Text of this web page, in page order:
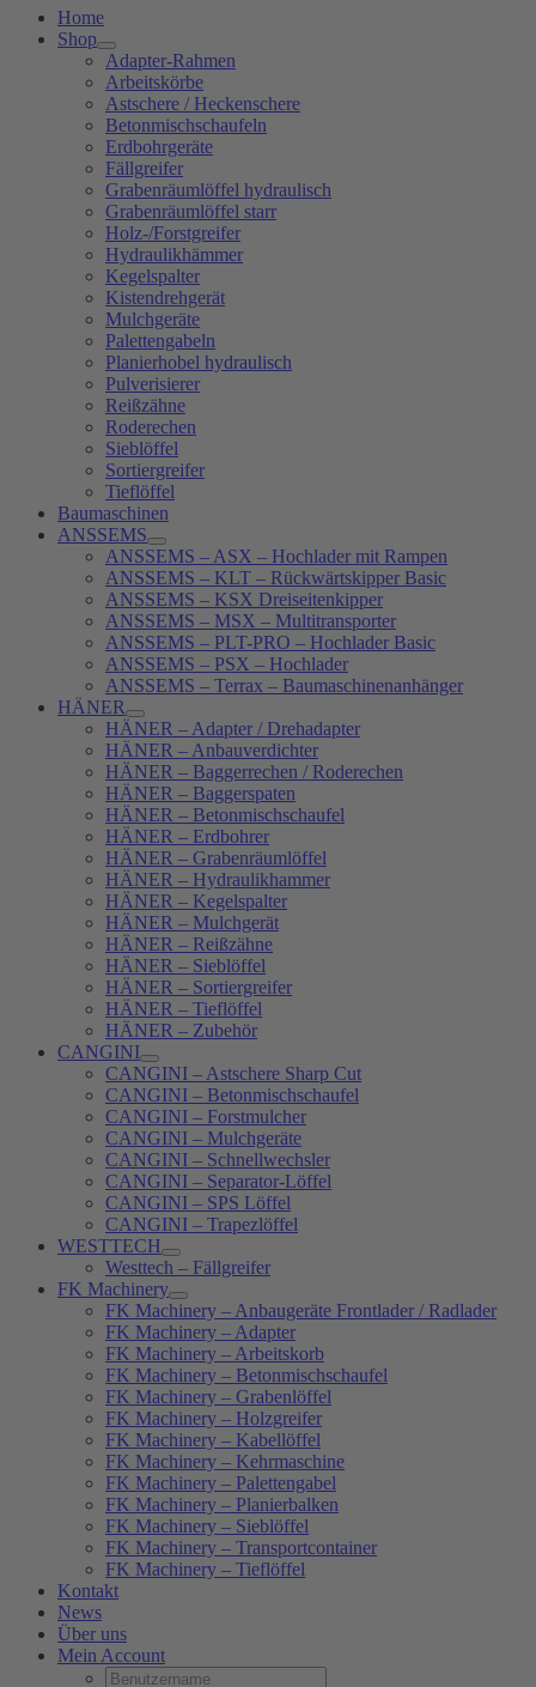
Home
Shop
Adapter-Rahmen
Arbeitskörbe
Astschere / Heckenschere
Betonmischschaufeln
Erdbohrgeräte
Fällgreifer
Grabenräumlöffel hydraulisch
Grabenräumlöffel starr
Holz-/Forstgreifer
Hydraulikhämmer
Kegelspalter
Kistendrehgerät
Mulchgeräte
Palettengabeln
Planierhobel hydraulisch
Pulverisierer
Reißzähne
Roderechen
Sieblöffel
Sortiergreifer
Tieflöffel
Baumaschinen
ANSSEMS
ANSSEMS – ASX – Hochlader mit Rampen
ANSSEMS – KLT – Rückwärtskipper Basic
ANSSEMS – KSX Dreiseitenkipper
ANSSEMS – MSX – Multitransporter
ANSSEMS – PLT-PRO – Hochlader Basic
ANSSEMS – PSX – Hochlader
ANSSEMS – Terrax – Baumaschinenanhänger
HÄNER
HÄNER – Adapter / Drehadapter
HÄNER – Anbauverdichter
HÄNER – Baggerrechen / Roderechen
HÄNER – Baggerspaten
HÄNER – Betonmischschaufel
HÄNER – Erdbohrer
HÄNER – Grabenräumlöffel
HÄNER – Hydraulikhammer
HÄNER – Kegelspalter
HÄNER – Mulchgerät
HÄNER – Reißzähne
HÄNER – Sieblöffel
HÄNER – Sortiergreifer
HÄNER – Tieflöffel
HÄNER – Zubehör
CANGINI
CANGINI – Astschere Sharp Cut
CANGINI – Betonmischschaufel
CANGINI – Forstmulcher
CANGINI – Mulchgeräte
CANGINI – Schnellwechsler
CANGINI – Separator-Löffel
CANGINI – SPS Löffel
CANGINI – Trapezlöffel
WESTTECH
Westtech – Fällgreifer
FK Machinery
FK Machinery – Anbaugeräte Frontlader / Radlader
FK Machinery – Adapter
FK Machinery – Arbeitskorb
FK Machinery – Betonmischschaufel
FK Machinery – Grabenlöffel
FK Machinery – Holzgreifer
FK Machinery – Kabellöffel
FK Machinery – Kehrmaschine
FK Machinery – Palettengabel
FK Machinery – Planierbalken
FK Machinery – Sieblöffel
FK Machinery – Transportcontainer
FK Machinery – Tieflöffel
Kontakt
News
Über uns
Mein Account
Username: